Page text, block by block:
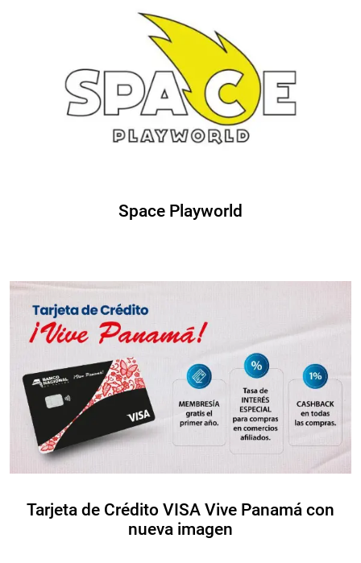
Space Playworld
Tarjeta de Crédito VISA Vive Panamá con
nueva imagen